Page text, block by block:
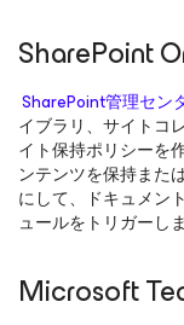
SharePoint
SharePoint管理セン
イブラリ、サイトコ
イト保持ポリシーを
ンテンツを保持また
にして、ドキュメン
ュールをトリガーし
Microsoft